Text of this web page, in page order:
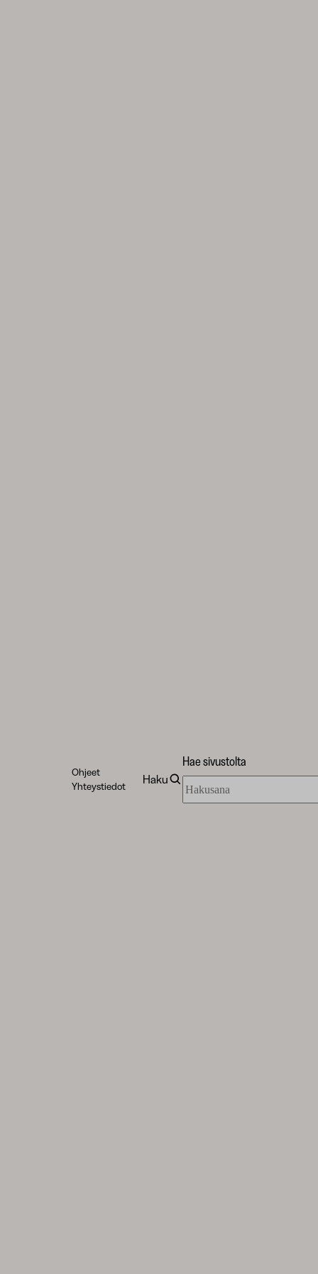
Ohjeet
Yhteystiedot
Haku
Hae sivustolta
sivustolta